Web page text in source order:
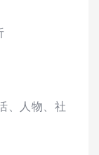
、人物、社